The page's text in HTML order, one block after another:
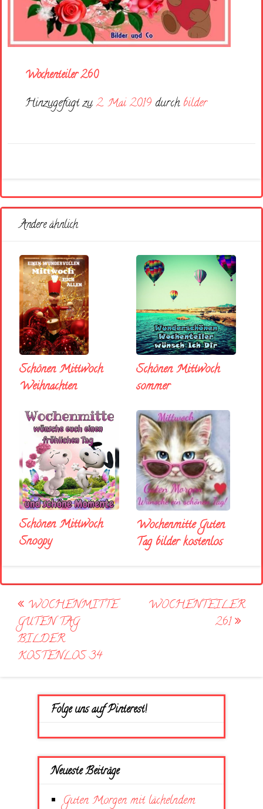
Wochenteiler 260
Hinzugefügt zu2. Mai 2019 durch bilder
Andere ähnlich
Schönen Mittwoch
Weihnachten
Schönen Mittwoch
sommer
Schönen Mittwoch
Snoopy
Wochenmitte Guten
Tag bilder kostenlos
Post
navigation
WOCHENMITTE
GUTEN TAG
BILDER
KOSTENLOS 34
WOCHENTEILER
261
Folge uns auf Pinterest!
Neueste Beiträge
Guten Morgen mit lächelndem